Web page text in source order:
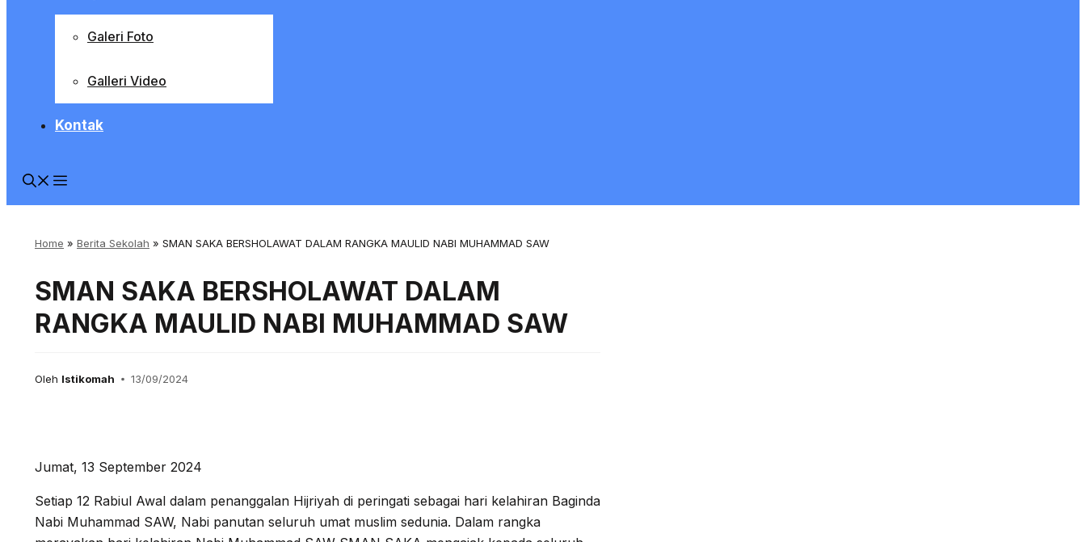
Galeri Foto
Galleri Video
Kontak
Home » Berita Sekolah » SMAN SAKA BERSHOLAWAT DALAM RANGKA MAULID NABI MUHAMMAD SAW
SMAN SAKA BERSHOLAWAT DALAM
RANGKA MAULID NABI MUHAMMAD SAW
Oleh Istikomah 13/09/2024
Jumat, 13 September 2024
Setiap 12 Rabiul Awal dalam penanggalan Hijriyah di peringati sebagai hari kelahiran Baginda
Nabi Muhammad SAW, Nabi panutan seluruh umat muslim sedunia. Dalam rangka